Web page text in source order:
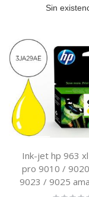
Sin
Ink-jet hp 963
pro 9010 /
9023 / 9025